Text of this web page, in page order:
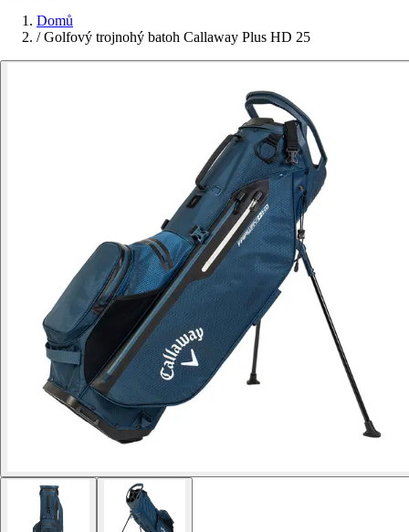
Domů
/ Golfový trojnohý batoh Callaway Plus HD 25